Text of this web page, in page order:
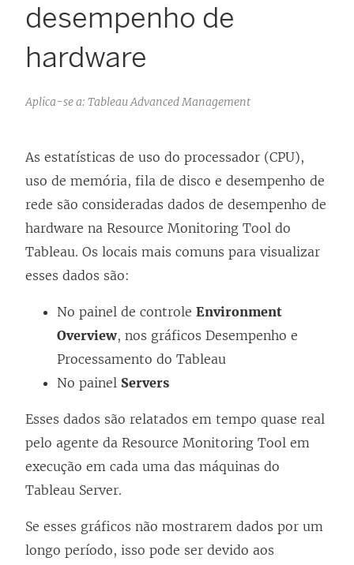
desempenho de
hardware
Aplica-se a: Tableau Advanced Management
As estatísticas de uso do processador (CPU),
uso de memória, fila de disco e desempenho de
rede são consideradas dados de desempenho de
hardware na Resource Monitoring Tool do
Tableau. Os locais mais comuns para visualizar
esses dados são:
No painel de controle Environment
Overview, nos gráficos Desempenho e
Processamento do Tableau
No painel Servers
Esses dados são relatados em tempo quase real
pelo agente da Resource Monitoring Tool em
execução em cada uma das máquinas do
Tableau Server.
Se esses gráficos não mostrarem dados por um
longo período, isso pode ser devido aos